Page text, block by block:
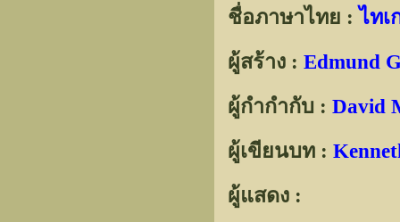
ชื่อภาษาไทย :ไท
ผู้สร้าง : Edmund
ผู้กำกำกับ : David
ผู้เขียนบท :
ผู้แสดง :